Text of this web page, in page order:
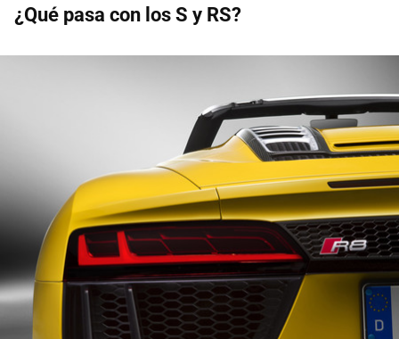
¿Qué pasa con los S y RS?